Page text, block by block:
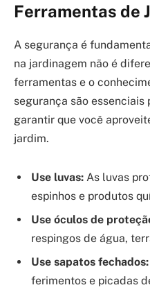
Ferramentas de
A segurança é
na jardinagem não é
ferramentas e o
segurança são
garantir que você
jardim.
Use luvas: As luvas
espinhos e produtos
Use óculos de
respingos de água,
Use sapatos fechados:
ferimentos e picadas